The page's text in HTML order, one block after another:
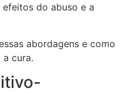
do abuso e a
abordagens e como
cura.